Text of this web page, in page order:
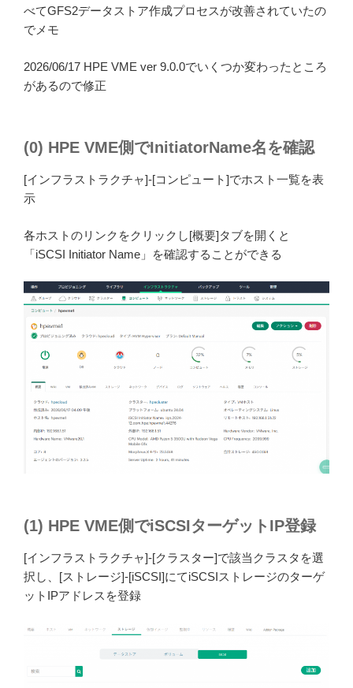
べてGFS2データストア作成プロセスが改善されていたの
でメモ
2026/06/17 HPE VME ver 9.0.0でいくつか変わったところ
があるので修正
(0) HPE VME側でInitiatorName名を確認
[インフラストラクチャ]-[コンピュート]でホスト一覧を表
示
各ホストのリンクをクリックし[概要]タブを開くと
「iSCSI Initiator Name」を確認することができる
(1) HPE VME側でiSCSIターゲットIP登録
[インフラストラクチャ]-[クラスター]で該当クラスタを選
択し、[ストレージ]-[iSCSI]にてiSCSIストレージのターゲ
ットIPアドレスを登録